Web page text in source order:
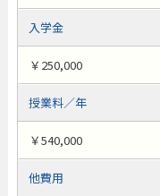
入学金
￥250,000
授業料／年
￥540,000
他費用